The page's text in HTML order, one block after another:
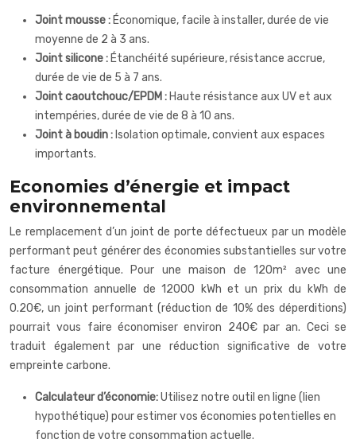
Joint mousse : Économique, facile à installer, durée de vie
moyenne de 2 à 3 ans.
Joint silicone : Étanchéité supérieure, résistance accrue,
durée de vie de 5 à 7 ans.
Joint caoutchouc/EPDM : Haute résistance aux UV et aux
intempéries, durée de vie de 8 à 10 ans.
Joint à boudin : Isolation optimale, convient aux espaces
importants.
Economies d’énergie et impact
environnemental
Le remplacement d’un joint de porte défectueux par un modèle
performant peut générer des économies substantielles sur votre
facture énergétique. Pour une maison de 120m² avec une
consommation annuelle de 12000 kWh et un prix du kWh de
0.20€, un joint performant (réduction de 10% des déperditions)
pourrait vous faire économiser environ 240€ par an. Ceci se
traduit également par une réduction significative de votre
empreinte carbone.
Calculateur d’économie:Utilisez notre outil en ligne (lien
hypothétique) pour estimer vos économies potentielles en
fonction de votre consommation actuelle.